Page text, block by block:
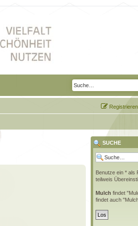
Registrieren
SUCHE
Benutze ein * als
teilweis
Mulch findet
findet auch